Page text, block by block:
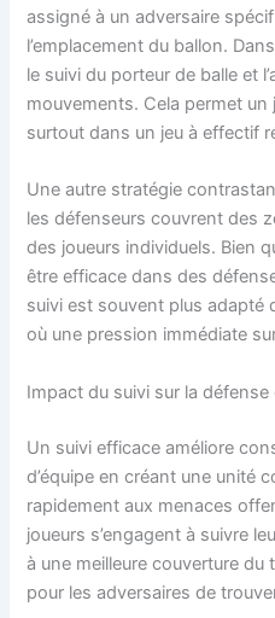
assigné à un adversaire
l’emplacement du ballon.
le suivi du porteur de balle et
mouvements. Cela permet
surtout dans un jeu à effectif
Une autre stratégie
les défenseurs couvrent des
des joueurs individuels. Bien
être efficace dans des
suivi est souvent plus adapté
où une pression immédiate
Impact du suivi sur la défense
Un suivi efficace améliore
d’équipe en créant une unité
rapidement aux menaces
joueurs s’engagent à suivre
à une meilleure couverture
pour les adversaires de